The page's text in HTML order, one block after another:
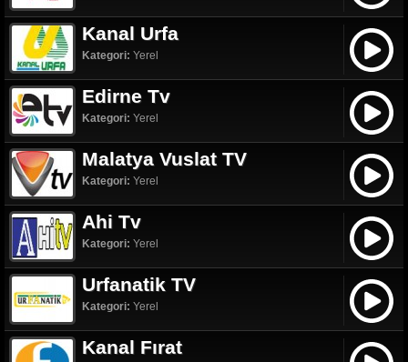
Kanal Urfa
Kategori: Yerel
Edirne Tv
Kategori: Yerel
Malatya Vuslat TV
Kategori: Yerel
Ahi Tv
Kategori: Yerel
Urfanatik TV
Kategori: Yerel
Kanal Fırat